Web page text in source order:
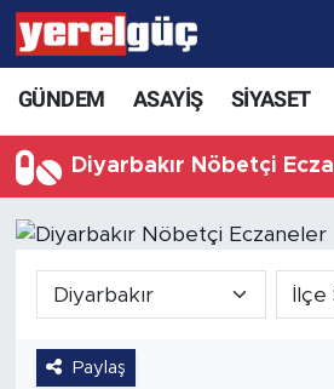
GÜNDEM ASAYİŞ SİYASET
Diyarbakır Nöbetçi
Paylaş